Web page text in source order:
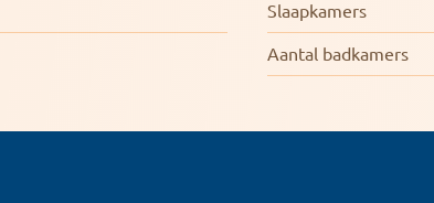
Slaapkamers
Aantal badkamers